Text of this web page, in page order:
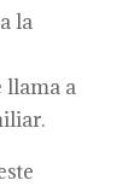
la
llama a